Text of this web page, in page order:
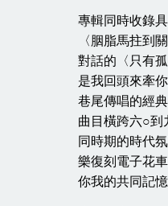
專輯同時收錄
〈胭脂馬拄到
對話的〈只有
是我回頭來牽
巷尾傳唱的經
曲目橫跨六○到
同時期的時代
樂復刻電子花
你我的共同記憶